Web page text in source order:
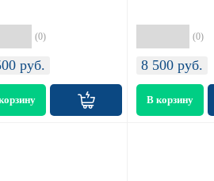
(0)
руб.
(0)
8 500 руб.